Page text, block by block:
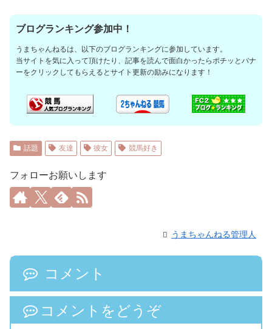
ブログランキング参加中！
うまちゃんねるは、以下のブログランキングに参加しています。
当サイトを気に入って頂けたり、記事を読んで面白かったらポチッとバナ
ーをクリックしてもらえるとサイト更新の励みになります！
話題 友達 彼女 競馬好き
フォローお願いします
うまちゃんねる管理人
コメント
コメントをどうぞ